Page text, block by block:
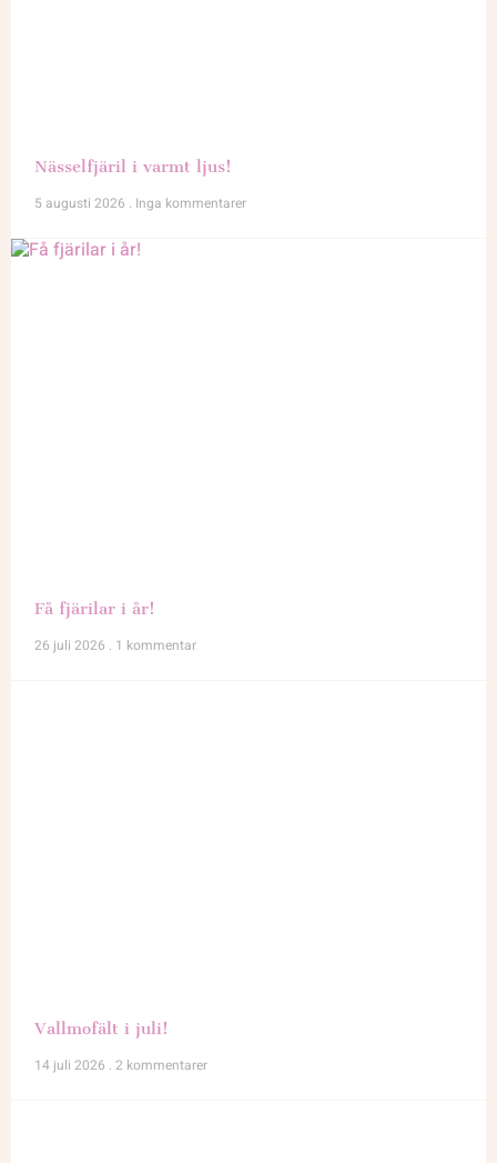
Nässelfjäril i varmt ljus!
5 augusti 2026
Inga kommentarer
Få fjärilar i år!
26 juli 2026
1 kommentar
Vallmofält i juli!
14 juli 2026 2 kommentarer